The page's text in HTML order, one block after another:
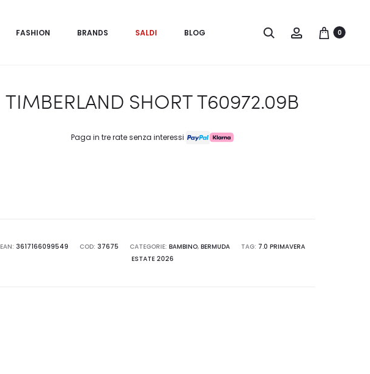
FASHION BRANDS SALDI BLOG Search Account0
TIMBERLAND SHORT T60972.09B
Paga in tre rate senza interessi
EAN: 3617166099549 COD: 37675 CATEGORIE: BAMBINO, BERMUDA TAG: 7.0 PRIMAVERA
ESTATE 2026